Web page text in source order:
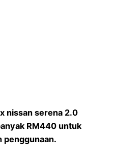
nissan serena 2.0
RM440 untuk
penggunaan.